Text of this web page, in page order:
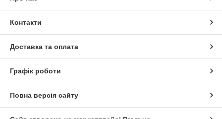
Контакти
Доставка та оплата
Графік роботи
Повна версія сайту